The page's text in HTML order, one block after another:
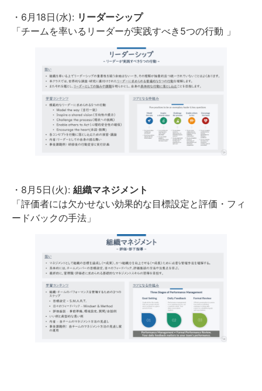
・6月18日(水): リーダーシップ
「チームを率いるリーダーが実践すべき5つの行動 」
・8月5日(火): 組織マネジメント
「評価者には欠かせない効果的な目標設定と評価・フィ
ードバックの手法」